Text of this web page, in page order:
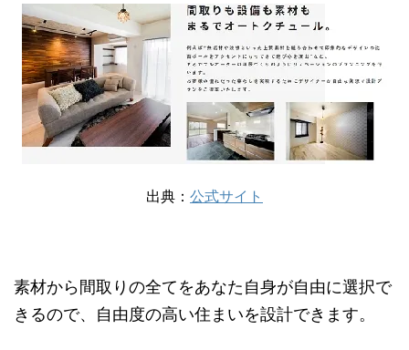
出典： 公式サイト
素材から間取りの全てをあなた自身が自由に選択で
きるので、自由度の高い住まいを設計できます。